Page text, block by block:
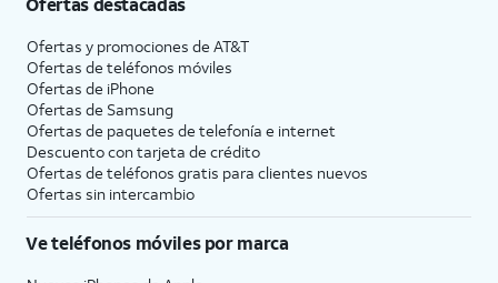
Ofertas y promociones de AT&T
Ofertas de teléfonos móviles
Ofertas de iPhone
Ofertas de Samsung
Ofertas de paquetes de telefonía e internet
Descuento con tarjeta de crédito
Ofertas de teléfonos gratis para clientes nuevos
Ofertas sin intercambio
Ve teléfonos móviles por marca